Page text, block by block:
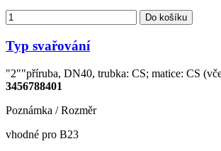
Do košíku
Typ svařování
"2""příruba, DN40, trubka: CS; matice: CS
3456788401
Poznámka / Rozměr
vhodné pro B23